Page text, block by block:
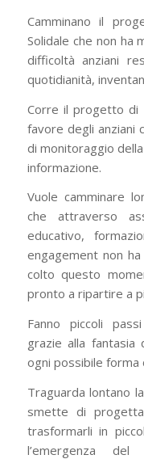
Camminano il
Solidale che non ha
difficoltà anziani
quotidianità,
Corre il progetto di
favore degli anziani
di monitoraggio
informazione.
Vuole camminare
che attraverso
educativo,
engagement non
colto questo
pronto a ripartire a
Fanno piccoli
grazie alla
ogni possibile forma
Traguarda lontano
smette di
trasformarli in
l’emergenza